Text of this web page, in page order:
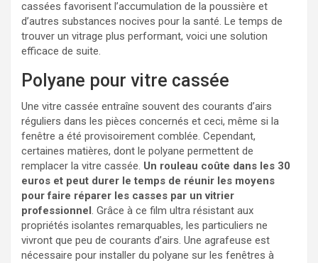
cassées favorisent l’accumulation de la poussière et
d’autres substances nocives pour la santé. Le temps de
trouver un vitrage plus performant, voici une solution
efficace de suite.
Polyane pour vitre cassée
Une vitre cassée entraîne souvent des courants d’airs
réguliers dans les pièces concernés et ceci, même si la
fenêtre a été provisoirement comblée. Cependant,
certaines matières, dont le polyane permettent de
remplacer la vitre cassée. Un rouleau coûte dans les 30
euros et peut durer le temps de réunir les moyens
pour faire réparer les casses par un vitrier
professionnel. Grâce à ce film ultra résistant aux
propriétés isolantes remarquables, les particuliers ne
vivront que peu de courants d’airs. Une agrafeuse est
nécessaire pour installer du polyane sur les fenêtres à